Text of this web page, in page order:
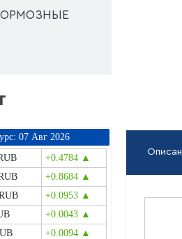
07 Авг 2026
+0.4784 ▲
+0.8684 ▲
+0.0953 ▲
+0.0043 ▲
+0.0094 ▲